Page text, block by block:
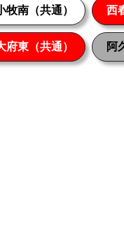
牧南（共通） 西
府東（共通） 阿